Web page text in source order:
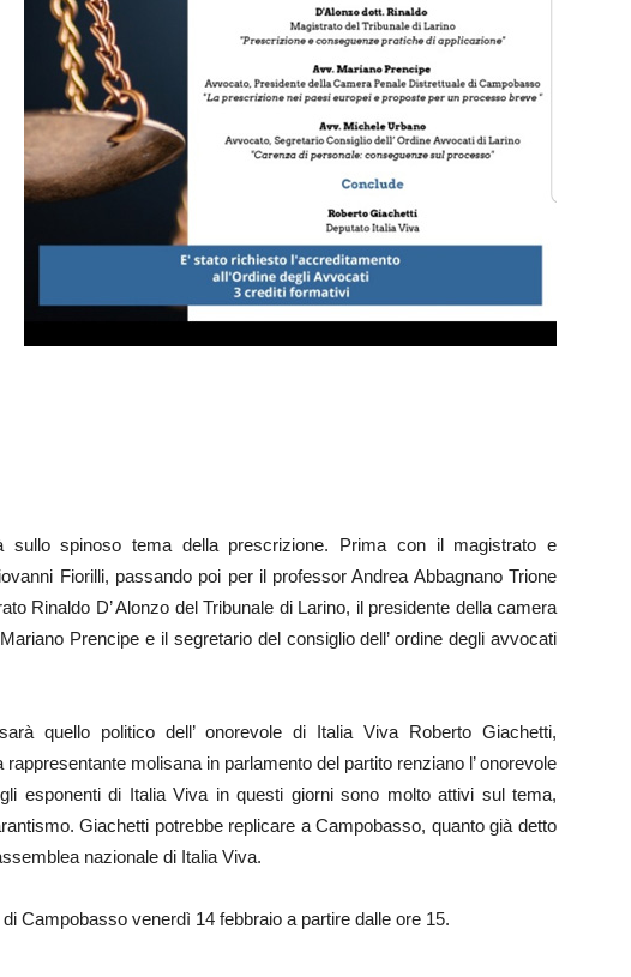
sullo spinoso tema della prescrizione. Prima con il magistrato e
Fiorilli, passando poi per il professor Andrea Abbagnano Trione
Rinaldo D’ Alonzo del Tribunale di Larino, il presidente della camera
Prencipe e il segretario del consiglio dell’ ordine degli avvocati
quello politico dell’ onorevole di Italia Viva Roberto Giachetti,
molisana in parlamento del partito renziano l’ onorevole
esponenti di Italia Viva in questi giorni sono molto attivi sul tema,
Giachetti potrebbe replicare a Campobasso, quanto già detto
nazionale di Italia Viva.
Campobasso venerdì 14 febbraio a partire dalle ore 15.